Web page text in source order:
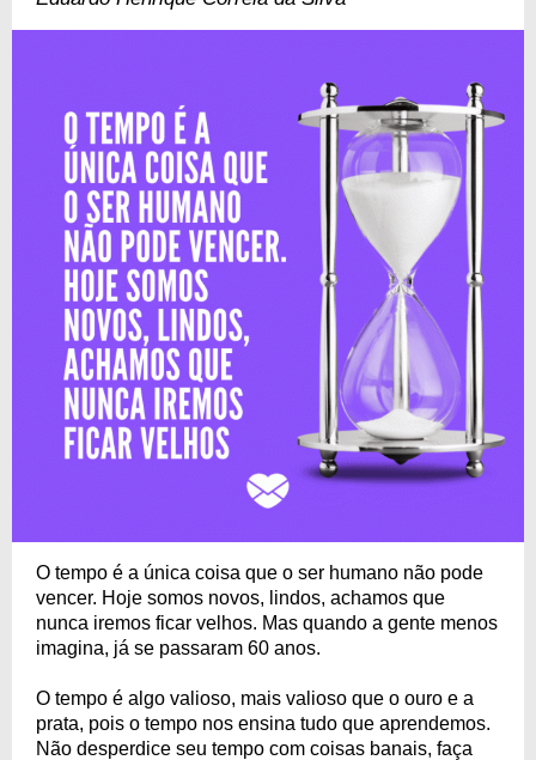
O tempo é a única coisa que o ser humano não pode
vencer. Hoje somos novos, lindos, achamos que
nunca iremos ficar velhos. Mas quando a gente menos
imagina, já se passaram 60 anos.
O tempo é algo valioso, mais valioso que o ouro e a
prata, pois o tempo nos ensina tudo que aprendemos.
Não desperdice seu tempo com coisas banais, faça